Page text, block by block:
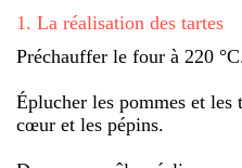
1 . La réalisation des tartes
Préchauffer le four à 220
Éplucher les pommes et
cœur et les pépins.